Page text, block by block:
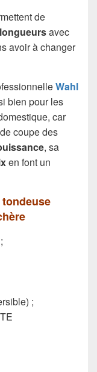
de
avec
avoir à changer
Wahl
bien pour les
car
coupe des
, sa
en font un
;